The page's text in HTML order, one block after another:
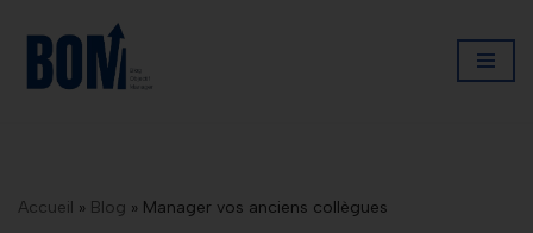
Aller
au
Accueil » Blog » Manager vos anciens collègues